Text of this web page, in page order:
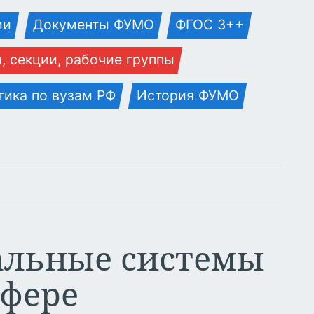
Документы ФУМО ФГОС 3++
секции, рабочие группы
по вузам РФ История ФУМО
системы